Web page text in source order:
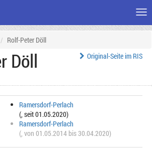
Rolf-Peter Döll
Original-Seite im RIS
Döll
Ramersdorf-Perlach
(, seit 01.05.2020)
Ramersdorf-Perlach
(, von 01.05.2014 bis 30.04.2020)